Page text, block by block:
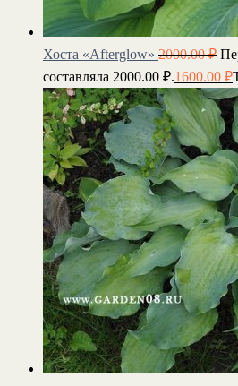
Хоста «Afterglow» 2000.00₽
составляла 2000.00 ₽.1600.00 ₽